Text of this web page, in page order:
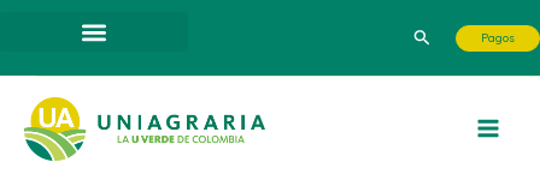
contenido
Buscar Pagos